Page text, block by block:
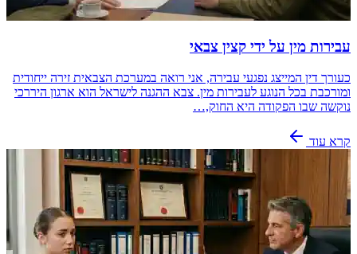
עבירות מין על ידי קצין צבאי
כעורך דין המייצג נפגעי עבירה, אני רואה במערכת הצבאית זירה ייחודית
ומורכבת בכל הנוגע לעבירות מין. צבא ההגנה לישראל הוא ארגון היררכי
נוקשה שבו הפקודה היא החוק,…
קרא עוד